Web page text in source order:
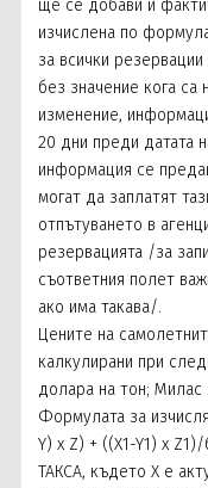
ще се добави и
изчислена по
за всички
без значение кога са
изменение,
20 дни преди датата
информация се
могат да заплатят
отпътуването в
резервацията /за
съответния полет
ако има такава/.
Цените на
калкулирани при
долара на тон;
Формулата за
Y) x Z) + ((X1-Y1) x
ТАКСА, където X е